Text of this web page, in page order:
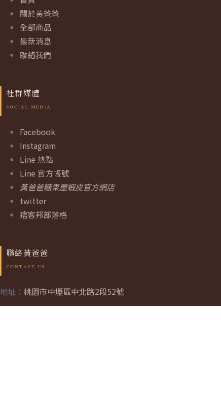
關於黃爸爸
全部商品
最新消息
聯絡我們
社群媒體
Facebook
Instagram
Line 熱點
Line 官方帳號
黃爸爸糖果屋蝦皮官方網店
twitter
痞客邦部落格
聯絡黃爸爸
地址： 桃園市中壢區中北路2段52號